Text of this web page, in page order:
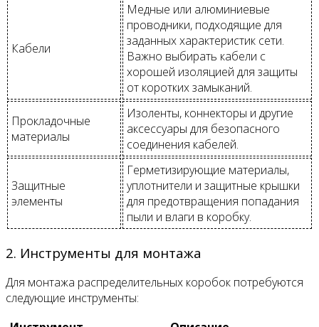
Кабели
Медные или алюминиевые
проводники, подходящие для
заданных характеристик сети.
Важно выбирать кабели с
хорошей изоляцией для защиты
от коротких замыканий.
Прокладочные
материалы
Изоленты, коннекторы и другие
аксессуары для безопасного
соединения кабелей.
Защитные
элементы
Герметизирующие материалы,
уплотнители и защитные крышки
для предотвращения попадания
пыли и влаги в коробку.
2. Инструменты для монтажа
Для монтажа распределительных коробок потребуются
следующие инструменты: